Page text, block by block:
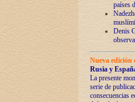
países
Denis
Nueva
Rusia y
La presente
serie de
consecuencias